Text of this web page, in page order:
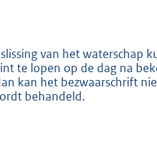
0
K
b
van het waterschap
te lopen op de dag na
kan het bezwaarschrift
behandeld.